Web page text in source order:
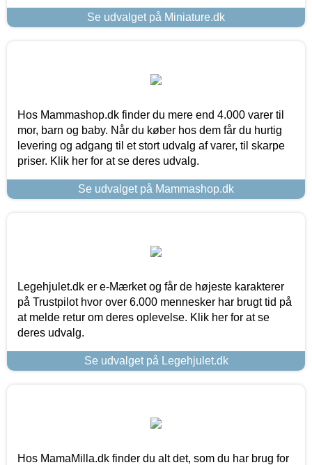
Se udvalget på Miniature.dk
Hos Mammashop.dk finder du mere end 4.000 varer til
mor, barn og baby. Når du køber hos dem får du hurtig
levering og adgang til et stort udvalg af varer, til skarpe
priser. Klik her for at se deres udvalg.
Se udvalget på Mammashop.dk
Legehjulet.dk er e-Mærket og får de højeste karakterer
på Trustpilot hvor over 6.000 mennesker har brugt tid på
at melde retur om deres oplevelse. Klik her for at se
deres udvalg.
Se udvalget på Legehjulet.dk
Hos MamaMilla.dk finder du alt det, som du har brug for